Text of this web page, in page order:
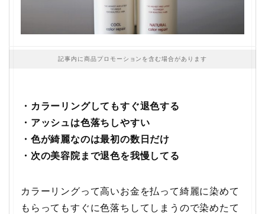
記事内に商品プロモーションを含む場合があります
・カラーリングしてもすぐ退色する
・アッシュは色落ちしやすい
・色が綺麗なのは最初の数日だけ
・次の美容院まで退色を我慢してる
カラーリングって高いお金を払って綺麗に染めて
もらってもすぐに色落ちしてしまうので染めたて